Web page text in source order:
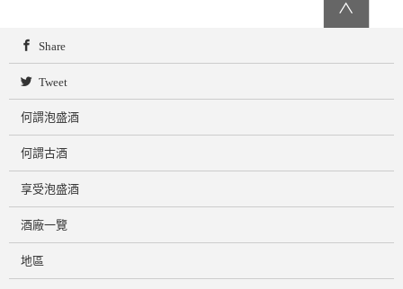
∧
Share
Tweet
何謂泡盛酒
何謂古酒
享受泡盛酒
酒廠一覽
地區